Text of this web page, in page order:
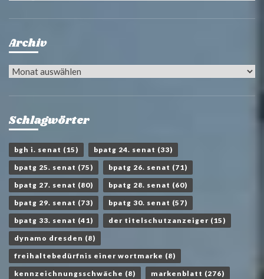
Archiv
Archiv
Schlagwörter
bgh i. senat (15) bpatg 24. senat (33)
bpatg 25. senat (75) bpatg 26. senat (71)
bpatg 27. senat (80) bpatg 28. senat (60)
bpatg 29. senat (73) bpatg 30. senat (57)
bpatg 33. senat (41) der titelschutzanzeiger (15)
dynamo dresden (8)
freihaltebedürfnis einer wortmarke (8)
kennzeichnungsschwäche (8) markenblatt (276)